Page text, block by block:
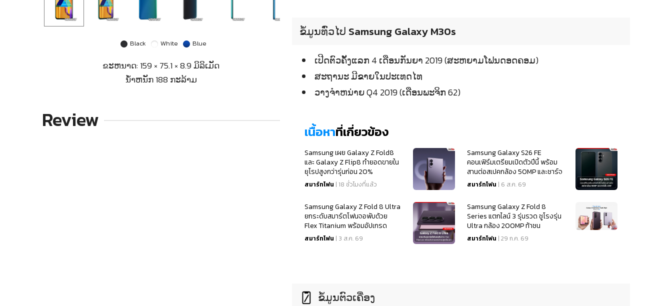
Black White Blue
ຂະຫນາດ: 159 × 75.1 × 8.9 ມິລິເມັດ
ນ້ຳຫນັກ 188 ກະລ້າມ
Review
ຂໍ້ມູນທົ່ວໄປ Samsung Galaxy M30s
ເປີດຕົວຄັ້ງແລກ 4 ເດືອນກັນຍາ 2019 (ສະຫຍາມໂຟນດອດຄອມ)
ສະຖານະ ມີຂາຍໃນປະເທດໄທ
ວາງຈຳຫນ່າຍ Q4 2019 (ເດືອນພະຈິກ 62)
เนื้อหาที่เกี่ยวข้อง
Samsung เผย Galaxy Z Fold8
และ Galaxy Z Flip8 ทำยอดขายใน
ยุโรปสูงกว่ารุ่นก่อน 20%
สมาร์ทโฟน | 18 ชั่วโมงที่แล้ว
Samsung Galaxy S26 FE
คอนเฟิร์มเตรียมเปิดตัวปีนี้ พร้อม
สานต่อสเปคกล้อง 50MP และชาร์จ
ไว 45W
สมาร์ทโฟน | 6 ส.ค. 69
Samsung Galaxy Z Fold 8 Ultra
ยกระดับสมาร์ตโฟนจอพับด้วย
Flex Titanium พร้อมอัปเกรด
สเปคจอสุดเนียนตา
สมาร์ทโฟน | 3 ส.ค. 69
Samsung Galaxy Z Fold 8
Series แตกไลน์ 3 รุ่นรวด ชูโรงรุ่น
Ultra กล้อง 200MP ท้าชน
iPhone 18
สมาร์ทโฟน | 29 ก.ค. 69
ຂໍ້ມູນຕົວເຄື່ອງ